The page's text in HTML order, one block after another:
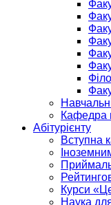
Кафедра
Абітурієнту
Вступна
Курси
Наука